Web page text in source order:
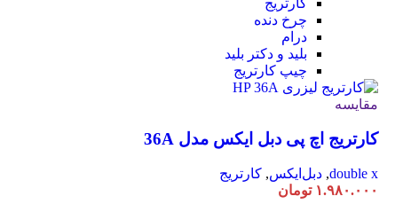
چرخ دنده
درام
بلید و دکتر بلید
چیپ کارتریج
مقایسه
کارتریج اچ پی دبل ایکس مدل 36A
double x
, دبل‌ایکس, کارتریج
۱.۹۸۰.۰۰۰ تومان